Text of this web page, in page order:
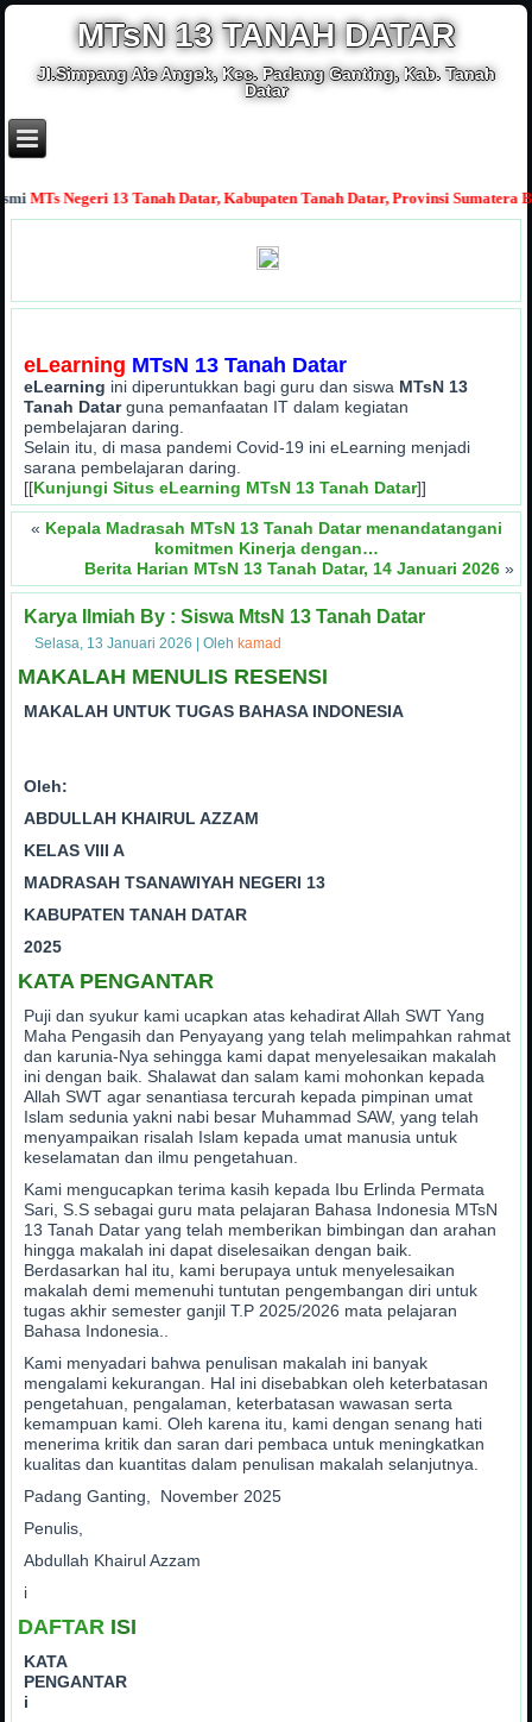
MTsN 13 TANAH DATAR
Jl.Simpang Aie Angek, Kec. Padang Ganting, Kab. Tanah
Datar
13 Tanah Datar, Kabupaten Tanah Datar, Provinsi Sumatera Barat Media
eLearning MTsN 13 Tanah Datar
eLearning ini diperuntukkan bagi guru dan siswa MTsN 13
Tanah Datarguna pemanfaatan IT dalam kegiatan
pembelajaran daring.
Selain itu, di masa pandemi Covid-19 ini eLearning menjadi
sarana pembelajaran daring.
[[Kunjungi Situs eLearning MTsN 13 Tanah Datar]]
« Kepala Madrasah MTsN 13 Tanah Datar menandatangani
komitmen Kinerja dengan…
Berita Harian MTsN 13 Tanah Datar, 14 Januari 2026»
Karya Ilmiah By : Siswa MtsN 13 Tanah Datar
Selasa, 13 Januari 2026 |Oleh kamad
MAKALAH MENULIS RESENSI
MAKALAH UNTUK TUGAS BAHASA INDONESIA
Oleh:
ABDULLAH KHAIRUL AZZAM
KELAS VIII A
MADRASAH TSANAWIYAH NEGERI 13
KABUPATEN TANAH DATAR
2025
KATA PENGANTAR
Puji dan syukur kami ucapkan atas kehadirat Allah SWT Yang
Maha Pengasih dan Penyayang yang telah melimpahkan rahmat
dan karunia-Nya sehingga kami dapat menyelesaikan makalah
ini dengan baik. Shalawat dan salam kami mohonkan kepada
Allah SWT agar senantiasa tercurah kepada pimpinan umat
Islam sedunia yakni nabi besar Muhammad SAW, yang telah
menyampaikan risalah Islam kepada umat manusia untuk
keselamatan dan ilmu pengetahuan.
Kami mengucapkan terima kasih kepada Ibu Erlinda Permata
Sari, S.S sebagai guru mata pelajaran Bahasa Indonesia MTsN
13 Tanah Datar yang telah memberikan bimbingan dan arahan
hingga makalah ini dapat diselesaikan dengan baik.
Berdasarkan hal itu, kami berupaya untuk menyelesaikan
makalah demi memenuhi tuntutan pengembangan diri untuk
tugas akhir semester ganjil T.P 2025/2026 mata pelajaran
Bahasa Indonesia..
Kami menyadari bahwa penulisan makalah ini banyak
mengalami kekurangan. Hal ini disebabkan oleh keterbatasan
pengetahuan, pengalaman, keterbatasan wawasan serta
kemampuan kami. Oleh karena itu, kami dengan senang hati
menerima kritik dan saran dari pembaca untuk meningkatkan
kualitas dan kuantitas dalam penulisan makalah selanjutnya.
Padang Ganting, November 2025
Penulis,
Abdullah Khairul Azzam
i
DAFTAR ISI
KATA
i